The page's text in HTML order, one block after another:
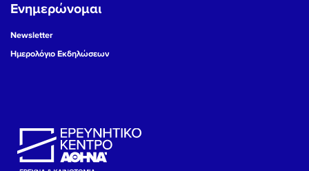
Ενημερώνομαι
Newsletter
Ημερολόγιο Εκδηλώσεων